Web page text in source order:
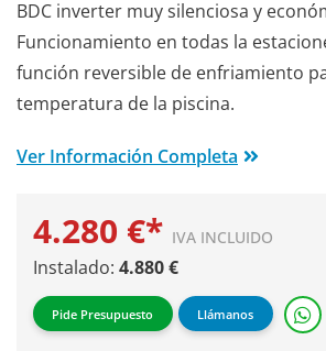
BDC inverter muy silenciosa y
Funcionamiento en todas la
función reversible de enfriamiento
temperatura de la piscina.
Ver Información Completa
4.280 €* IVA INCLUIDO
Instalado: 4.880 €
Pide Presupuesto Llámanos